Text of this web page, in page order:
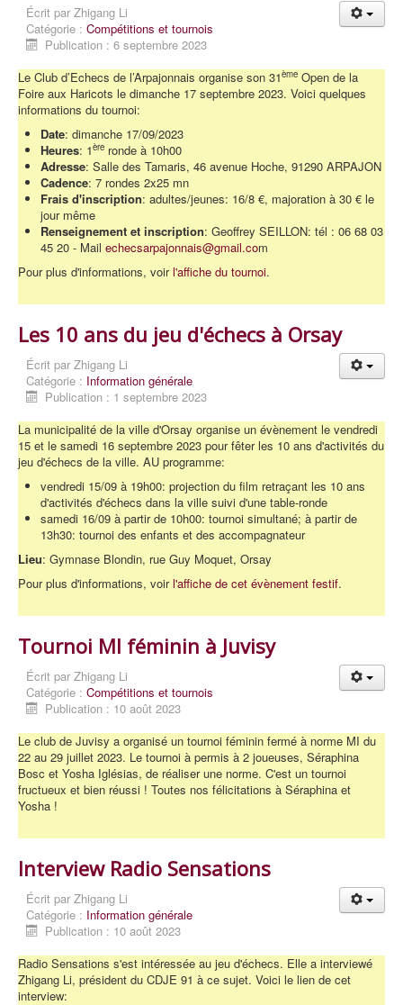
Écrit par Zhigang Li
Catégorie : Compétitions et tournois
Publication : 6 septembre 2023
Le Club d’Echecs de l’Arpajonnais organise son 31ème Open de la
Foire aux Haricots le dimanche 17 septembre 2023. Voici quelques
informations du tournoi:
Date: dimanche 17/09/2023
Heures: 1ère ronde à 10h00
Adresse: Salle des Tamaris, 46 avenue Hoche, 91290 ARPAJON
Cadence: 7 rondes 2x25 mn
Frais d'inscription: adultes/jeunes: 16/8 €, majoration à 30 € le
jour même
Renseignement et inscription: Geoffrey SEILLON: tél : 06 68 03
45 20 - Mail echecsarpajonnais@gmail.com
Pour plus d'informations, voirl'affiche du tournoi.
Les 10 ans du jeu d'échecs à Orsay
Écrit par Zhigang Li
Catégorie : Information générale
Publication : 1 septembre 2023
La municipalité de la ville d'Orsay organise un évènement le vendredi
15 et le samedi 16 septembre 2023 pour fêter les 10 ans d'activités du
jeu d'échecs de la ville. AU programme:
vendredi 15/09 à 19h00: projection du film retraçant les 10 ans
d'activités d'échecs dans la ville suivi d'une table-ronde
samedi 16/09 à partir de 10h00: tournoi simultané; à partir de
13h30: tournoi des enfants et des accompagnateur
Lieu: Gymnase Blondin, rue Guy Moquet, Orsay
Pour plus d'informations, voirl'affiche de cet évènement festif.
Tournoi MI féminin à Juvisy
Écrit par Zhigang Li
Catégorie : Compétitions et tournois
Publication : 10 août 2023
Le club de Juvisy a organisé un tournoi féminin fermé à norme MI du
22 au 29 juillet 2023. Le tournoi à permis à 2 joueuses, Séraphina
Bosc et Yosha Iglésias, de réaliser une norme. C'est un tournoi
fructueux et bien réussi ! Toutes nos félicitations à Séraphina et
Yosha !
Interview Radio Sensations
Écrit par Zhigang Li
Catégorie : Information générale
Publication : 10 août 2023
Radio Sensations s'est intéressée au jeu d'échecs. Elle a interviewé
Zhigang Li, président du CDJE 91 à ce sujet. Voici le lien de cet
interview: